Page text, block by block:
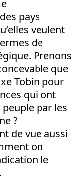
pays
veulent
de
Prenons
que
Tobin pour
qui ont
par les
?
de vue aussi
on
le